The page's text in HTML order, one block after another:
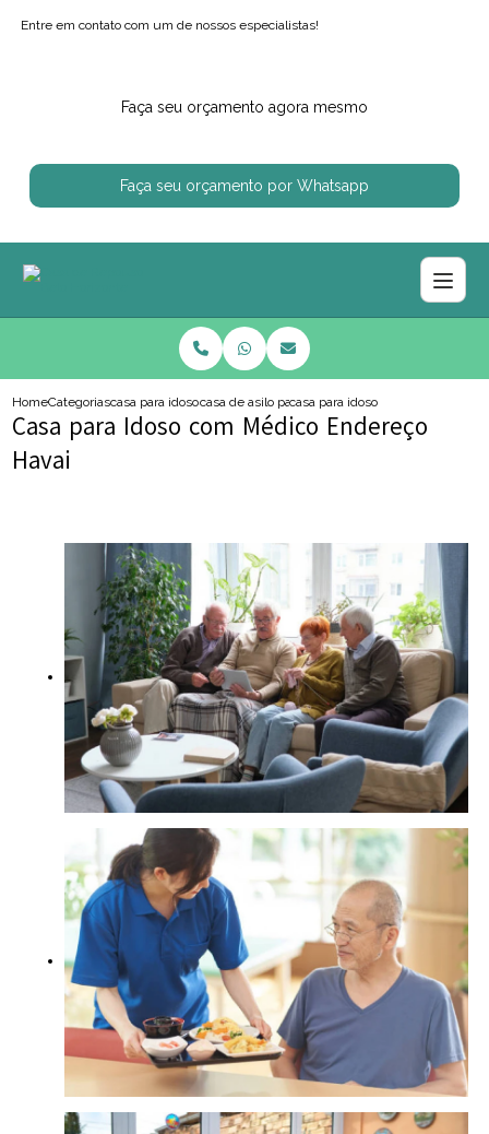
Entre em contato com um de nossos especialistas!
Faça seu orçamento agora mesmo
Faça seu orçamento por Whatsapp
HomeCategoriascasa para idososcasa de asilo para idosocasa para idoso com medico
Casa para Idoso com Médico Endereço
Havai